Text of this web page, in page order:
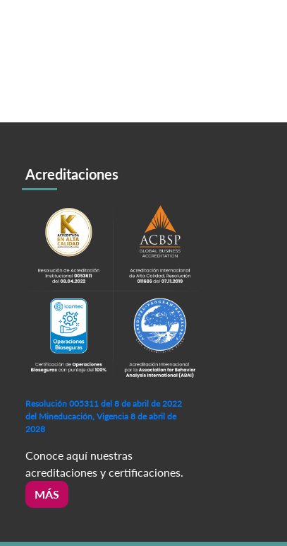
Acreditaciones
Resolución 005311 del 8 de abril de 2022
del Mineducación, Vigencia 8 de abril de
2028
Conoce aquí nuestras
acreditaciones y certificaciones.
MÁS